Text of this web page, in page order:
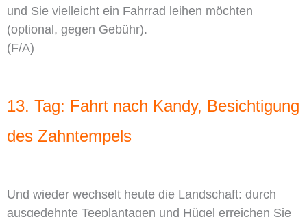
und Sie vielleicht ein Fahrrad leihen möchten
(optional, gegen Gebühr).
(F/A)
13. Tag: Fahrt nach Kandy, Besichtigung
des Zahntempels
Und wieder wechselt heute die Landschaft: durch
ausgedehnte Teeplantagen und Hügel erreichen Sie